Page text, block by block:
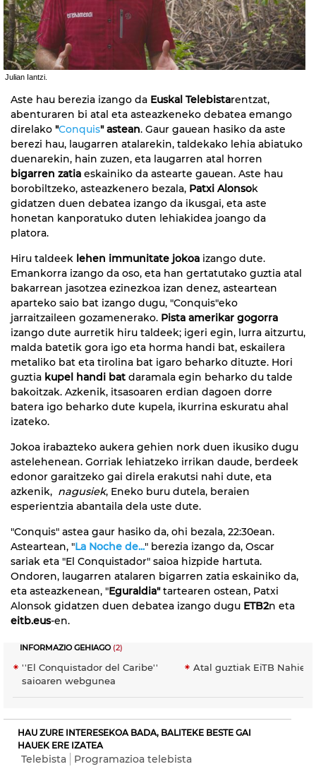
Julian Iantzi.
Aste hau berezia izango da Euskal Telebistarentzat,
abenturaren bi atal eta asteazkeneko debatea emango
direlako "Conquis" astean. Gaur gauean hasiko da aste
berezi hau, laugarren atalarekin, taldekako lehia abiatuko
duenarekin, hain zuzen, eta laugarren atal horren
bigarren zatia eskainiko da astearte gauean. Aste hau
borobiltzeko, asteazkenero bezala, Patxi Alonsok
gidatzen duen debatea izango da ikusgai, eta aste
honetan kanporatuko duten lehiakidea joango da
platora.
Hiru taldeek lehen immunitate jokoa izango dute.
Emankorra izango da oso, eta han gertatutako guztia atal
bakarrean jasotzea ezinezkoa izan denez, asteartean
aparteko saio bat izango dugu, "Conquis"eko
jarraitzaileen gozamenerako. Pista amerikar gogorra
izango dute aurretik hiru taldeek; igeri egin, lurra aitzurtu,
malda batetik gora igo eta horma handi bat, eskailera
metaliko bat eta tirolina bat igaro beharko dituzte. Hori
guztia kupel handi bat daramala egin beharko du talde
bakoitzak. Azkenik, itsasoaren erdian dagoen dorre
batera igo beharko dute kupela, ikurrina eskuratu ahal
izateko.
Jokoa irabazteko aukera gehien nork duen ikusiko dugu
astelehenean. Gorriak lehiatzeko irrikan daude, berdeek
edonor garaitzeko gai direla erakutsi nahi dute, eta
azkenik, nagusiek, Eneko buru dutela, beraien
esperientzia abantaila dela uste dute.
"Conquis" astea gaur hasiko da, ohi bezala, 22:30ean.
Asteartean, "La Noche de..." berezia izango da, Oscar
sariak eta "El Conquistador" saioa hizpide hartuta.
Ondoren, laugarren atalaren bigarren zatia eskainiko da,
eta asteazkenean, "Eguraldia"tartearen ostean, Patxi
Alonsok gidatzen duen debatea izango dugu ETB2n eta
eitb.eus-en.
INFORMAZIO GEHIAGO(2)
''El Conquistador del Caribe''
saioaren webgunea
Atal guztiak EiTB
HAU ZURE INTERESEKOA BADA, BALITEKE BESTE GAI
HAUEK ERE IZATEA
Telebista Programazioa telebista